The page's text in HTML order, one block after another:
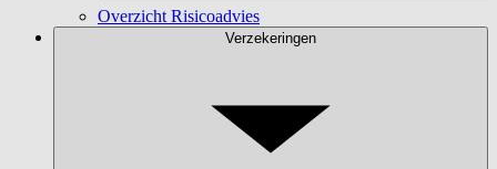
Overzicht Risicoadvies
Verzekeringen